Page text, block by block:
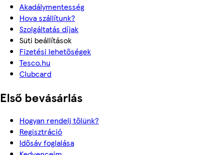
Akadálymentesség
Hova szállítunk?
Szolgáltatás díjak
Süti beállítások
Fizetési lehetőségek
Tesco.hu
Clubcard
Első bevásárlás
Hogyan rendelj tőlünk?
Regisztráció
Idősáv foglalása